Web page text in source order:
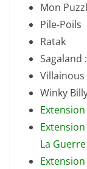
Mon
Pile-Poils
Ratak
Sagaland
Villainous
Winky
La